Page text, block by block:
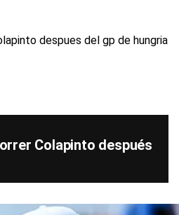
Colapinto después